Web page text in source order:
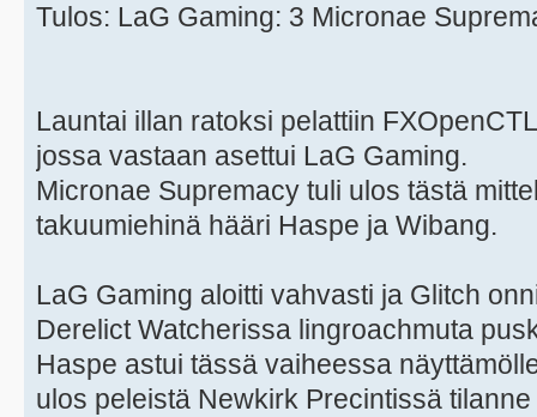
Tulos: LaG Gaming: 3 Micronae
Launtai illan ratoksi pelattiin
jossa vastaan asettui LaG Gaming.
Micronae Supremacy tuli ulos tästä
takuumiehinä hääri Haspe ja Wibang.
LaG Gaming aloitti vahvasti ja Glitch
Derelict Watcherissa lingroachmuta
Haspe astui tässä vaiheessa
ulos peleistä Newkirk Precintissä